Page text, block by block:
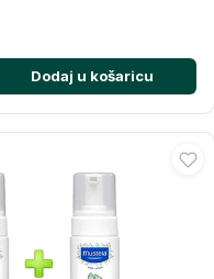
Dodaj u košaricu